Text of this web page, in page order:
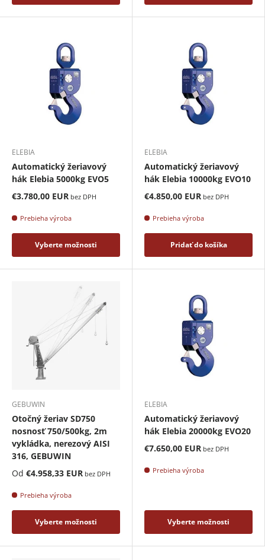
ELEBIA
Automatický žeriavový
hák Elebia 5000kg EVO5
€3.780,00 EUR bez DPH
Prebieha výroba
Vyberte možnosti
ELEBIA
Automatický žeriavový
hák Elebia 10000kg EVO10
€4.850,00 EUR bez DPH
Prebieha výroba
Pridať do košíka
GEBUWIN
Otočný žeriav SD750
nosnosť 750/500kg, 2m
vykládka, nerezový AISI
316, GEBUWIN
Od €4.958,33 EUR bez DPH
Prebieha výroba
Vyberte možnosti
ELEBIA
Automatický žeriavový
hák Elebia 20000kg EVO20
€7.650,00 EUR bez DPH
Prebieha výroba
Vyberte možnosti